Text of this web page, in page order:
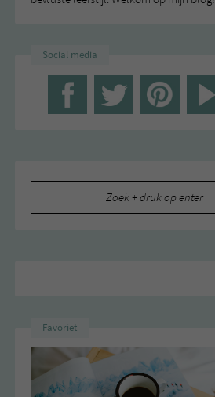
Social media
Favoriet